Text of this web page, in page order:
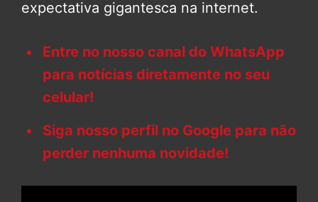
expectativa gigantesca na internet.
Entre no nosso canal do WhatsApp
para notícias diretamente no seu
celular!
Siga nosso perfil no Google para não
perder nenhuma novidade!